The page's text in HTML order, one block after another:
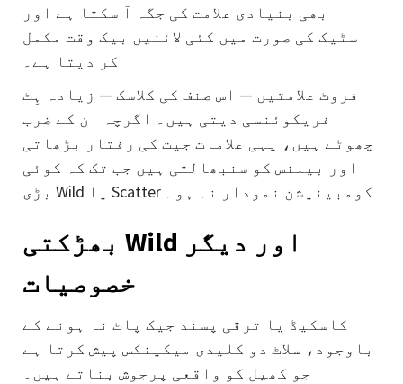
بھی بنیادی علامت کی جگہ آ سکتا ہے اور
اسٹیک کی صورت میں کئی لائنیں بیک وقت مکمل
کر دیتا ہے۔
فروٹ علامتیں — اس صنف کی کلاسک — زیادہ ہِٹ
فریکوئنسی دیتی ہیں۔ اگرچہ ان کے ضرب
چھوٹے ہیں، یہی علامات جیت کی رفتار بڑھاتی
اور بیلنس کو سنبھالتی ہیں جب تک کہ کوئی
بڑی Wild یا Scatter کومبینیشن نمودار نہ ہو۔
بھڑکتی Wild اور دیگر
خصوصیات
کاسکیڈ یا ترقی پسند جیک پاٹ نہ ہونے کے
باوجود، سلاٹ دو کلیدی میکینکس پیش کرتا ہے
جو کھیل کو واقعی پرجوش بناتے ہیں۔